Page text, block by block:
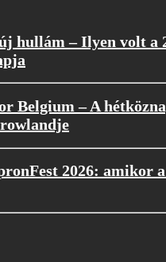
hullám – Ilyen volt a
Belgium – A
2026: amikor